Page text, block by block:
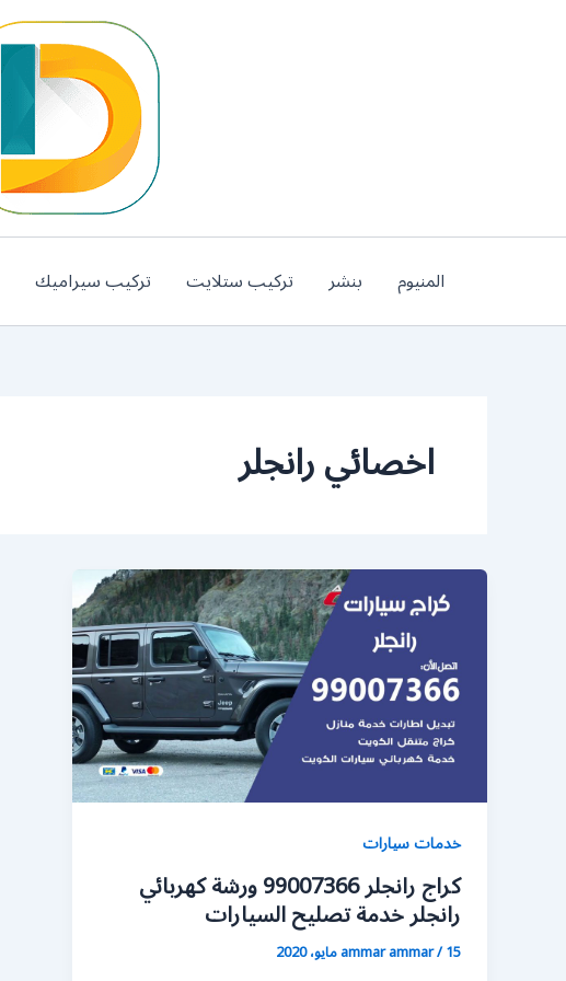
المنيوم بنشر تركيب ستلايت تركيب سيراميك
اخصائي رانجلر
خدمات سيارات
كراج رانجلر 99007366 ورشة كهربائي
رانجلر خدمة تصليح السيارات
ammar ammar/15 مايو، 2020